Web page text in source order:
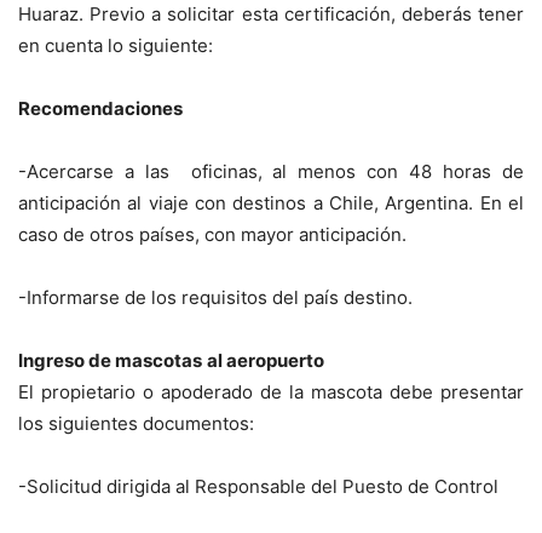
Huaraz. Previo a solicitar esta certificación, deberás tener
en cuenta lo siguiente:
Recomendaciones
-Acercarse a las oficinas, al menos con 48 horas de
anticipación al viaje con destinos a Chile, Argentina. En el
caso de otros países, con mayor anticipación.
-Informarse de los requisitos del país destino.
Ingreso de mascotas al aeropuerto
El propietario o apoderado de la mascota debe presentar
los siguientes documentos:
-Solicitud dirigida al Responsable del Puesto de Control